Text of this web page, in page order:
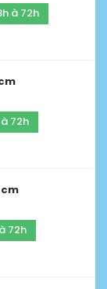
à 72h
72h
cm
72h